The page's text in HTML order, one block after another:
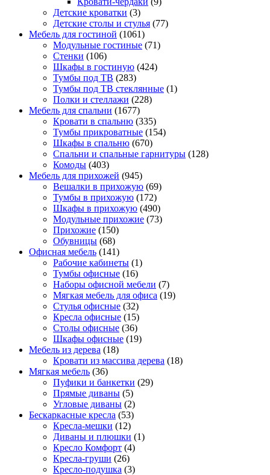
Детские кроватки (3)
Детские столы и стулья (77)
Мебель для гостиной (1061)
Модульные гостиные (71)
Стенки (106)
Шкафы в гостиную (424)
Тумбы под ТВ (283)
Тумбы под ТВ стеклянные (1)
Полки и стеллажи (228)
Мебель для спальни (1677)
Кровати в спальню (335)
Тумбы прикроватные (154)
Шкафы в спальню (670)
Спальни и спальные гарнитуры (128)
Комоды (403)
Мебель для прихожей (945)
Вешалки в прихожую (69)
Тумбы в прихожую (172)
Шкафы в прихожую (490)
Модульные прихожие (73)
Прихожие (150)
Обувницы (68)
Офисная мебель (141)
Рабочие кабинеты (1)
Тумбы офисные (16)
Наборы офисной мебели (7)
Мягкая мебель для офиса (19)
Стулья офисные (32)
Кресла офисные (15)
Столы офисные (36)
Шкафы офисные (19)
Мебель из дерева (18)
Кровати из массива дерева (18)
Мягкая мебель (36)
Пуфики и банкетки (29)
Прямые диваны (5)
Угловые диваны (2)
Бескаркасные кресла (53)
Кресла-мешки (12)
Диваны и плюшки (1)
Кресло Комфорт (4)
Кресла-груши (26)
Кресло-подушка (3)